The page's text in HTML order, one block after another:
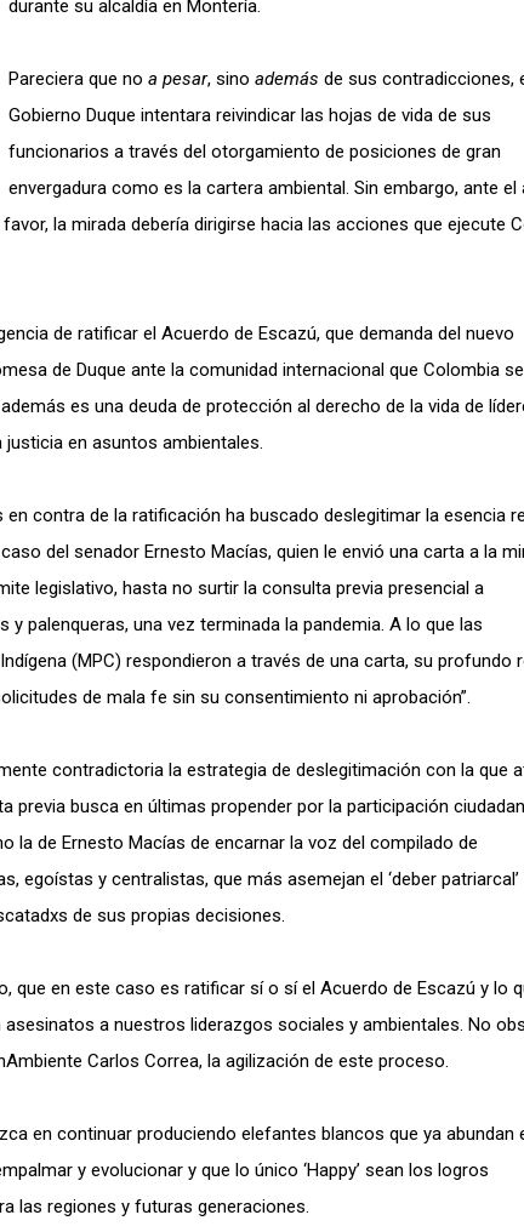
durante su alcaldía en Montería.
Pareciera que no a pesar, sino además de sus contradicciones,
Gobierno Duque intentara reivindicar las hojas de vida de sus
funcionarios a través del otorgamiento de posiciones de gran
envergadura como es la cartera ambiental. Sin embargo, ante el
la mirada debería dirigirse hacia las acciones que ejecute
de ratificar el Acuerdo de Escazú, que demanda del nuevo
de Duque ante la comunidad internacional que Colombia se
es una deuda de protección al derecho de la vida de
en asuntos ambientales.
contra de la ratificación ha buscado deslegitimar la esencia
del senador Ernesto Macías, quien le envió una carta a la
legislativo, hasta no surtir la consulta previa presencial a
palenqueras, una vez terminada la pandemia. A lo que las
(MPC) respondieron a través de una carta, su profundo
de mala fe sin su consentimiento ni aprobación”.
contradictoria la estrategia de deslegitimación con la que
previa busca en últimas propender por la participación
la de Ernesto Macías de encarnar la voz del compilado de
egoístas y centralistas, que más asemejan el ‘deber patriarcal’
de sus propias decisiones.
que en este caso es ratificar sí o sí el Acuerdo de Escazú y lo
a nuestros liderazgos sociales y ambientales. No
Carlos Correa, la agilización de este proceso.
en continuar produciendo elefantes blancos que ya abundan
y evolucionar y que lo único ‘Happy’ sean los logros
las regiones y futuras generaciones.